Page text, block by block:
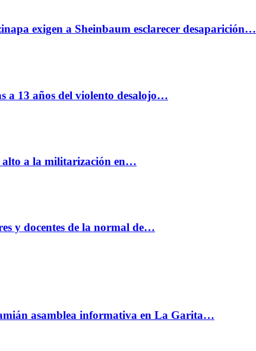
exigen a Sheinbaum esclarecer desaparición…
a 13 años del violento desalojo…
alto a la militarización en…
y docentes de la normal de…
asamblea informativa en La Garita…